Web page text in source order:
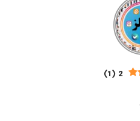
2
(
1
)